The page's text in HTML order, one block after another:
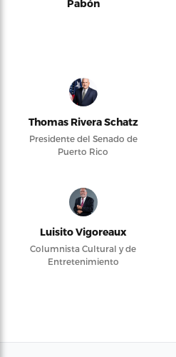
Pabón
Thomas Rivera Schatz
Presidente del Senado de
Puerto Rico
Luisito Vigoreaux
Columnista Cultural y de
Entretenimiento